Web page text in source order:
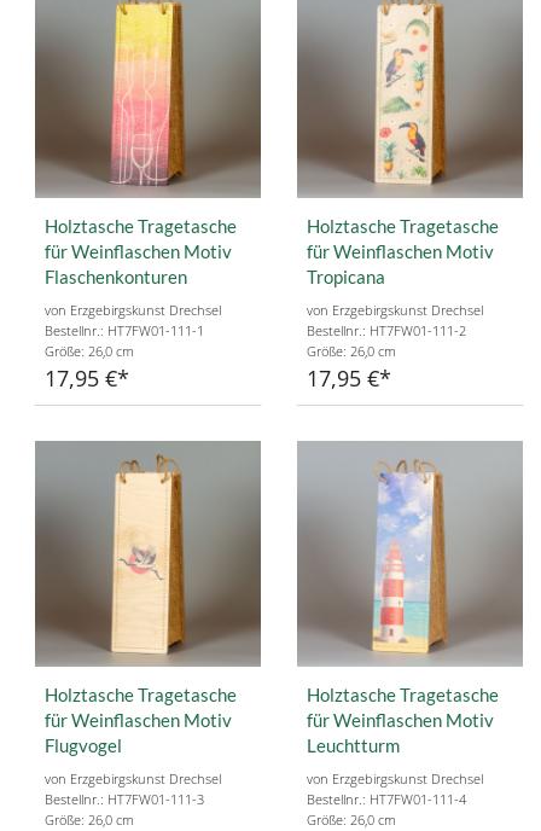
Holztasche Tragetasche
für Weinflaschen Motiv
Flaschenkonturen
von Erzgebirgskunst Drechsel
Bestellnr.: HT7FW01-111-1
Größe: 26,0 cm
17,95 €
Holztasche Tragetasche
für Weinflaschen Motiv
Tropicana
von Erzgebirgskunst Drechsel
Bestellnr.: HT7FW01-111-2
Größe: 26,0 cm
17,95 €
Holztasche Tragetasche
für Weinflaschen Motiv
Flugvogel
von Erzgebirgskunst Drechsel
Bestellnr.: HT7FW01-111-3
Größe: 26,0 cm
Holztasche Tragetasche
für Weinflaschen Motiv
Leuchtturm
von Erzgebirgskunst Drechsel
Bestellnr.: HT7FW01-111-4
Größe: 26,0 cm